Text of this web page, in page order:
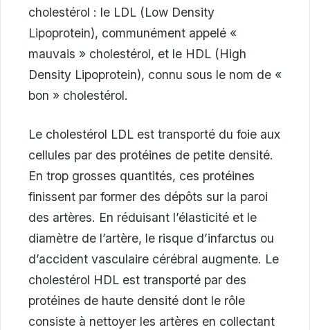
cholestérol : le LDL (Low Density
Lipoprotein), communément appelé «
mauvais » cholestérol, et le HDL (High
Density Lipoprotein), connu sous le nom de «
bon » cholestérol.
Le cholestérol LDL est transporté du foie aux
cellules par des protéines de petite densité.
En trop grosses quantités, ces protéines
finissent par former des dépôts sur la paroi
des artères. En réduisant l’élasticité et le
diamètre de l’artère, le risque d’infarctus ou
d’accident vasculaire cérébral augmente. Le
cholestérol HDL est transporté par des
protéines de haute densité dont le rôle
consiste à nettoyer les artères en collectant